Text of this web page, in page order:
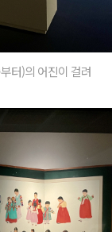
터)의 어진이 걸려